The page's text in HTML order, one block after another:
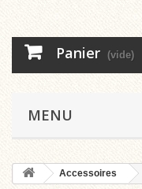
Panier (vide)
MENU
Accessoires